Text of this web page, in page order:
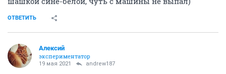
ОТВЕТИТЬ
Алексий
экспериментатор
19 мая 2021 andrew187